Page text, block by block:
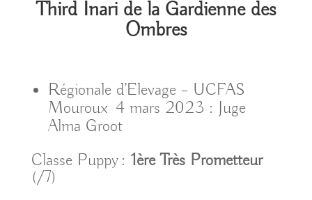
Third Inari de la Gardienne des
Ombres
Régionale d’Elevage – UCFAS
Mouroux 4 mars 2023 : Juge
Alma Groot
Classe Puppy : 1ère Très Prometteur
(/7)